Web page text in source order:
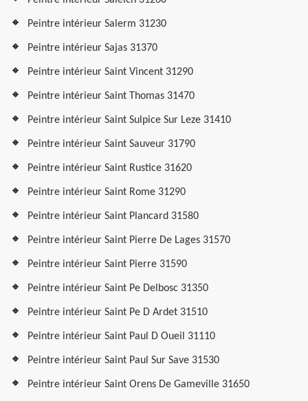
Peintre intérieur Salerm 31230
Peintre intérieur Sajas 31370
Peintre intérieur Saint Vincent 31290
Peintre intérieur Saint Thomas 31470
Peintre intérieur Saint Sulpice Sur Leze 31410
Peintre intérieur Saint Sauveur 31790
Peintre intérieur Saint Rustice 31620
Peintre intérieur Saint Rome 31290
Peintre intérieur Saint Plancard 31580
Peintre intérieur Saint Pierre De Lages 31570
Peintre intérieur Saint Pierre 31590
Peintre intérieur Saint Pe Delbosc 31350
Peintre intérieur Saint Pe D Ardet 31510
Peintre intérieur Saint Paul D Oueil 31110
Peintre intérieur Saint Paul Sur Save 31530
Peintre intérieur Saint Orens De Gameville 31650